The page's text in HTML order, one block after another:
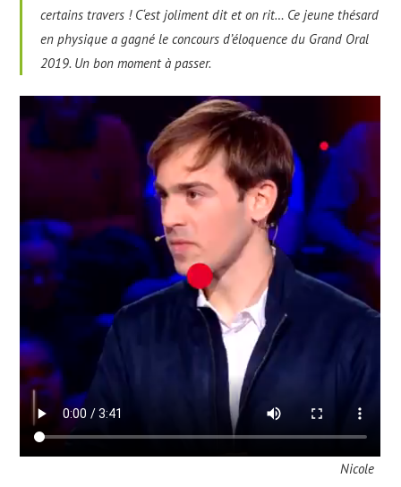
certains travers ! C‘est joliment dit et on rit… Ce jeune thésard
en physique a gagné le concours d’éloquence du Grand Oral
2019. Un bon moment à passer.
Nicole